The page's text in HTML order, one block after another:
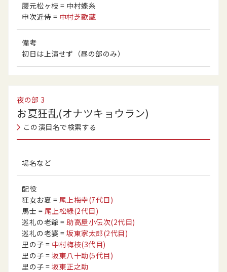
腰元松ヶ枝 = 中村蝶糸
申次近侍 = 中村芝歌蔵
備考
初日は上演せず（昼の部のみ）
夜の部 3
お夏狂乱(オナツキョウラン)
この演目名で検索する
場名など
配役
狂女お夏 = 尾上梅幸(7代目)
馬士 = 尾上松緑(2代目)
巡礼の老爺 = 助高屋小伝次(2代目)
巡礼の老婆 = 坂東家太郎(2代目)
里の子 = 中村梅枝(3代目)
里の子 = 坂東八十助(5代目)
里の子 = 坂東正之助